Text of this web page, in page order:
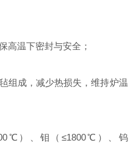
高温下密封与安全；
组成，减少热损失，维持炉温
）、钼（≤1800℃）、钨